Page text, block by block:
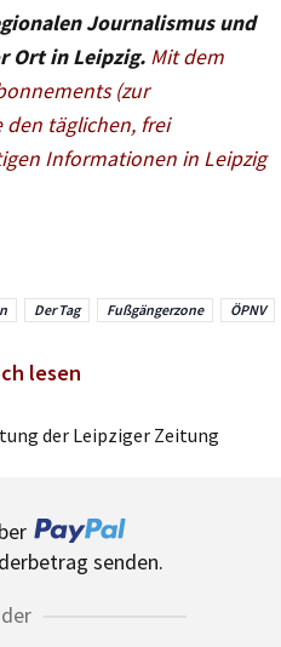
Journalismus und
Ort in Leipzig. Mit dem
(zur
den täglichen, frei
Informationen in Leipzig
Der Tag Fußgängerzone ÖPNV
lesen
der Leipziger Zeitung
senden.